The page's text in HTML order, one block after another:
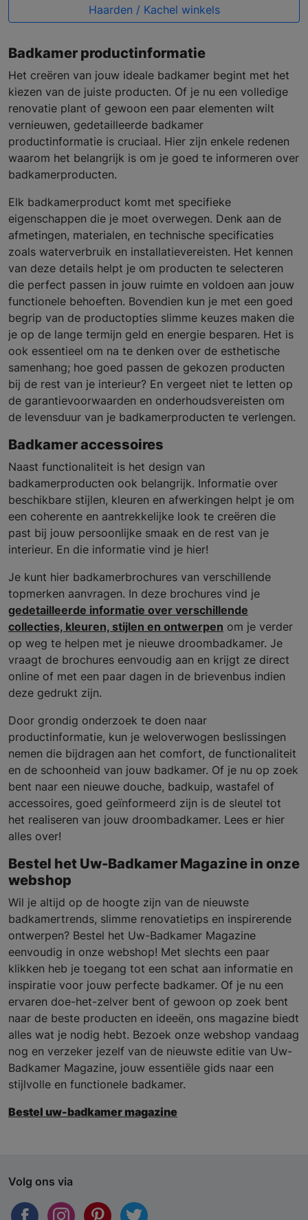
Haarden / Kachel winkels
Badkamer productinformatie
Het creëren van jouw ideale badkamer begint met het
kiezen van de juiste producten. Of je nu een volledige
renovatie plant of gewoon een paar elementen wilt
vernieuwen, gedetailleerde badkamer
productinformatie is cruciaal. Hier zijn enkele redenen
waarom het belangrijk is om je goed te informeren over
badkamerproducten.
Elk badkamerproduct komt met specifieke
eigenschappen die je moet overwegen. Denk aan de
afmetingen, materialen, en technische specificaties
zoals waterverbruik en installatievereisten. Het kennen
van deze details helpt je om producten te selecteren
die perfect passen in jouw ruimte en voldoen aan jouw
functionele behoeften. Bovendien kun je met een goed
begrip van de productopties slimme keuzes maken die
je op de lange termijn geld en energie besparen. Het is
ook essentieel om na te denken over de esthetische
samenhang; hoe goed passen de gekozen producten
bij de rest van je interieur? En vergeet niet te letten op
de garantievoorwaarden en onderhoudsvereisten om
de levensduur van je badkamerproducten te verlengen.
Badkamer accessoires
Naast functionaliteit is het design van
badkamerproducten ook belangrijk. Informatie over
beschikbare stijlen, kleuren en afwerkingen helpt je om
een coherente en aantrekkelijke look te creëren die
past bij jouw persoonlijke smaak en de rest van je
interieur. En die informatie vind je hier!
Je kunt hier badkamerbrochures van verschillende
topmerken aanvragen. In deze brochures vind je
gedetailleerde informatie over verschillende
collecties, kleuren, stijlen en ontwerpen om je verder
op weg te helpen met je nieuwe droombadkamer. Je
vraagt de brochures eenvoudig aan en krijgt ze direct
online of met een paar dagen in de brievenbus indien
deze gedrukt zijn.
Door grondig onderzoek te doen naar
productinformatie, kun je weloverwogen beslissingen
nemen die bijdragen aan het comfort, de functionaliteit
en de schoonheid van jouw badkamer. Of je nu op zoek
bent naar een nieuwe douche, badkuip, wastafel of
accessoires, goed geïnformeerd zijn is de sleutel tot
het realiseren van jouw droombadkamer. Lees er hier
alles over!
Bestel het Uw-Badkamer Magazine in onze
webshop
Wil je altijd op de hoogte zijn van de nieuwste
badkamertrends, slimme renovatietips en inspirerende
ontwerpen? Bestel het Uw-Badkamer Magazine
eenvoudig in onze webshop! Met slechts een paar
klikken heb je toegang tot een schat aan informatie en
inspiratie voor jouw perfecte badkamer. Of je nu een
ervaren doe-het-zelver bent of gewoon op zoek bent
naar de beste producten en ideeën, ons magazine biedt
alles wat je nodig hebt. Bezoek onze webshop vandaag
nog en verzeker jezelf van de nieuwste editie van Uw-
Badkamer Magazine, jouw essentiële gids naar een
stijlvolle en functionele badkamer.
Bestel uw-badkamer magazine
Volg ons via